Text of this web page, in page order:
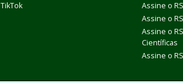
TikTok
Assine o
Assine o
Assine o
Científicas
Assine o